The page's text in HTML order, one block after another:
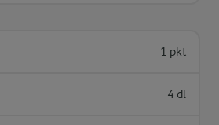
1 pkt
4 dl